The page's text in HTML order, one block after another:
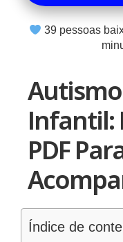
39pessoas
Infantil:
PDF
Índice de